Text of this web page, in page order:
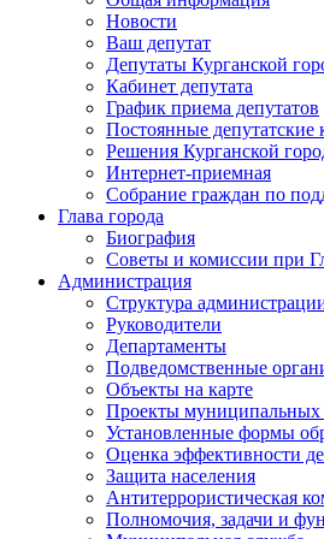
Новости
Ваш депутат
Депутаты Курганской
Кабинет депутата
График приема депутатов
Постоянные депутатские
Решения Курганской
Интернет-приемная
Собрание граждан по
Глава города
Биография
Советы и комиссии при
Администрация
Структура
Руководители
Департаменты
Подведомственные
Объекты на карте
Проекты муниципальных
Установленные формы
Оценка эффективности
Защита населения
Антитеррористическая
Полномочия, задачи и